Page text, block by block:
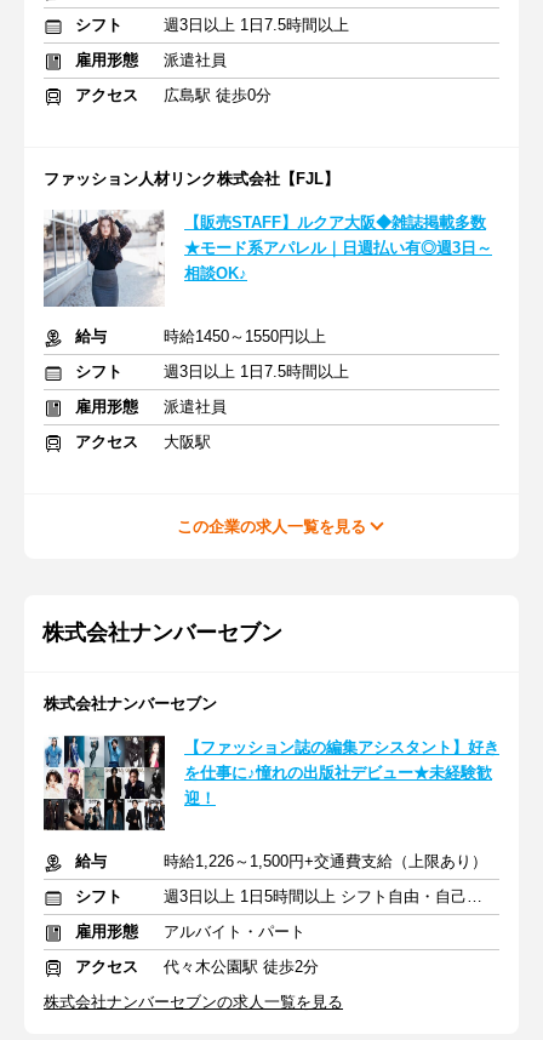
シフト
週3日以上 1日7.5時間以上
雇用形態
派遣社員
アクセス
広島駅 徒歩0分
ファッション人材リンク株式会社【FJL】
【販売STAFF】ルクア大阪◆雑誌掲載多数
★モード系アパレル｜日週払い有◎週3日～
相談OK♪
給与
時給1450～1550円以上
シフト
週3日以上 1日7.5時間以上
雇用形態
派遣社員
アクセス
大阪駅
この企業の求人一覧を見る
株式会社ナンバーセブン
株式会社ナンバーセブン
【ファッション誌の編集アシスタント】好き
を仕事に♪憧れの出版社デビュー★未経験歓
迎！
給与
時給1,226～1,500円+交通費支給（上限あり）
シフト
週3日以上 1日5時間以上 シフト自由・自己申告
雇用形態
アルバイト・パート
アクセス
代々木公園駅 徒歩2分
株式会社ナンバーセブンの求人一覧を見る